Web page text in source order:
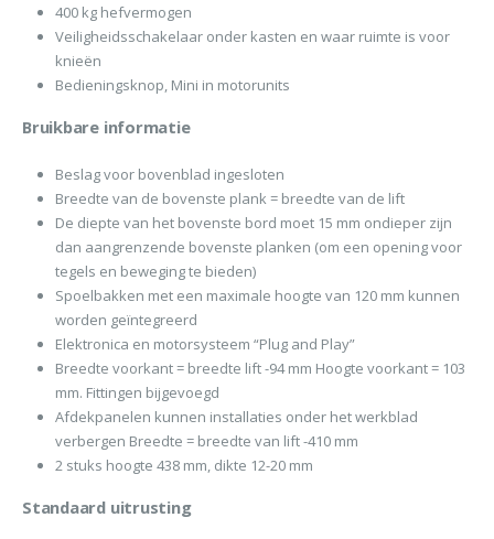
400 kg hefvermogen
Veiligheidsschakelaar onder kasten en waar ruimte is voor
knieën
Bedieningsknop, Mini in motorunits
Bruikbare informatie
Beslag voor bovenblad ingesloten
Breedte van de bovenste plank = breedte van de lift
De diepte van het bovenste bord moet 15 mm ondieper zijn
dan aangrenzende bovenste planken (om een opening voor
tegels en beweging te bieden)
Spoelbakken met een maximale hoogte van 120 mm kunnen
worden geïntegreerd
Elektronica en motorsysteem “Plug and Play”
Breedte voorkant = breedte lift -94 mm Hoogte voorkant = 103
mm. Fittingen bijgevoegd
Afdekpanelen kunnen installaties onder het werkblad
verbergen Breedte = breedte van lift -410 mm
2 stuks hoogte 438 mm, dikte 12-20 mm
Standaard uitrusting